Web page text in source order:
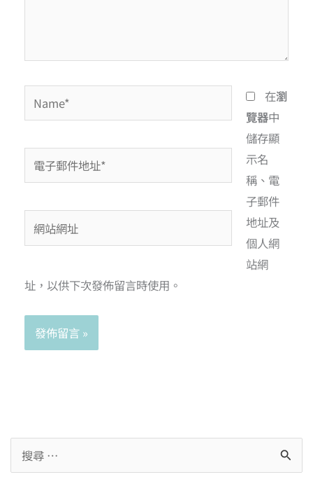
在瀏
覽器中
儲存顯
示名
稱、電
子郵件
地址及
個人網
站網
址，以供下次發佈留言時使用。